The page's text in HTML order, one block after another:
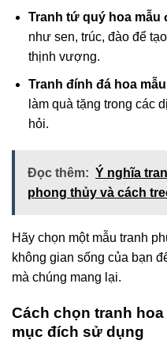
Tranh tứ quý hoa mẫu
như sen, trúc, đào để
thịnh vượng.
Tranh đính đá hoa
làm quà tặng trong các
hỏi.
Đọc thêm: Ý nghĩa
phong thủy và cách
Hãy chọn một mẫu tranh
không gian sống của bạn
mà chúng mang lại.
Cách chọn tranh
mục đích sử dụng